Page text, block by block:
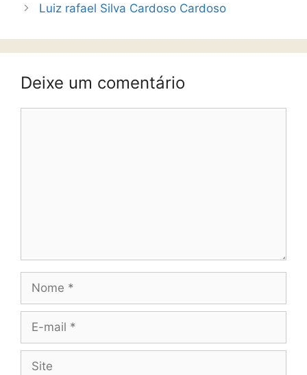
Luiz rafael Silva Cardoso Cardoso
Deixe um comentário